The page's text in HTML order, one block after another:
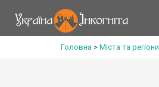
Головна > Міста та регіони